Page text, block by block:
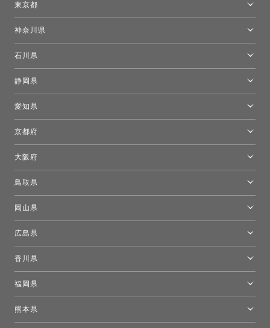
東京都
モーイ東京
キーブー東京
FLOS｜フロスデザインスペース青山
神奈川県
石川県
静岡県
愛知県
京都府
大阪府
鳥取県
岡山県
広島県
香川県
福岡県
熊本県